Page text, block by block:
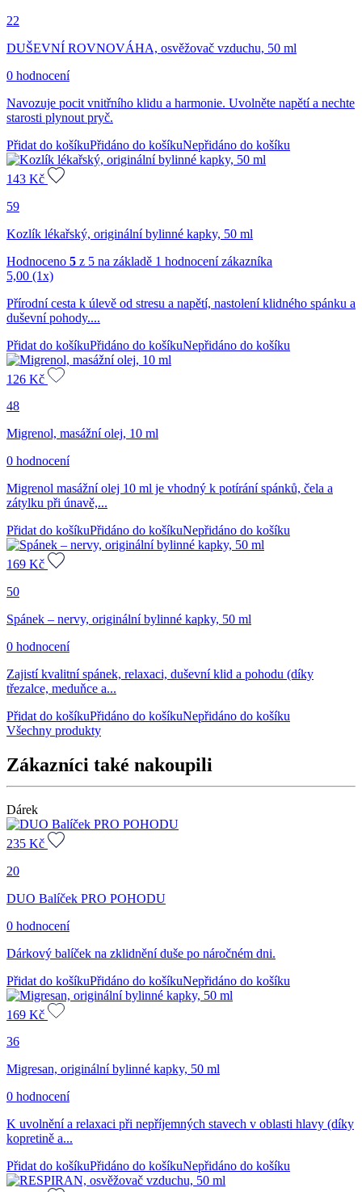
22
DUŠEVNÍ ROVNOVÁHA, osvěžovač vzduchu, 50 ml
0 hodnocení
Navozuje pocit vnitřního klidu a harmonie. Uvolněte napětí a nechte
starosti plynout pryč.
Přidat do košíkuPřidáno do košíkuNepřidáno do košíku
143 Kč
59
Kozlík lékařský, originální bylinné kapky, 50 ml
Hodnoceno 5 z 5 na základě 1 hodnocení zákazníka
5,00 (1x)
Přírodní cesta k úlevě od stresu a napětí, nastolení klidného spánku a
duševní pohody....
Přidat do košíkuPřidáno do košíkuNepřidáno do košíku
126 Kč
48
Migrenol, masážní olej, 10 ml
0 hodnocení
Migrenol masážní olej 10 ml je vhodný k potírání spánků, čela a
zátylku při únavě,...
Přidat do košíkuPřidáno do košíkuNepřidáno do košíku
169 Kč
50
Spánek – nervy, originální bylinné kapky, 50 ml
0 hodnocení
Zajistí kvalitní spánek, relaxaci, duševní klid a pohodu (díky
třezalce, meduňce a...
Přidat do košíkuPřidáno do košíkuNepřidáno do košíku
Všechny produkty
Zákazníci také nakoupili
Dárek
235 Kč
20
DUO Balíček PRO POHODU
0 hodnocení
Dárkový balíček na zklidnění duše po náročném dni.
Přidat do košíkuPřidáno do košíkuNepřidáno do košíku
169 Kč
36
Migresan, originální bylinné kapky, 50 ml
0 hodnocení
K uvolnění a relaxaci při nepříjemných stavech v oblasti hlavy (díky
kopretině a...
Přidat do košíkuPřidáno do košíkuNepřidáno do košíku